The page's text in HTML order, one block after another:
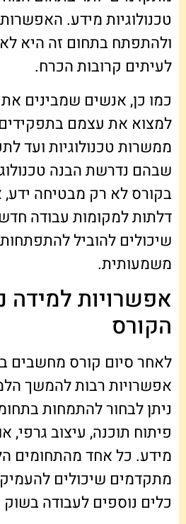
טכנולוגיות מידע.
ולהתפתח בתחום זה היא
לעיתים קרובות הכרח.
כמו כן, אנשים שמבינים את
למצוא את עצמם בתפקידים
ממשרות טכנולוגיות ועד
שבהם נדרשת הבנה
בקורס לא רק מבטיחה
דלתות למקומות עבודה
שיכולים להוביל
משמעותית.
אפשרויות למידה
הקורס
לאחר סיום קורס מחשבים
אפשרויות רבות להמשך
ניתן לבחור להתמחות
פיתוח תוכנה, עיצוב גרפי,
מידע. כל אחד מהתחומים
מתקדמים שיכולים
כלים נוספים לעבודה